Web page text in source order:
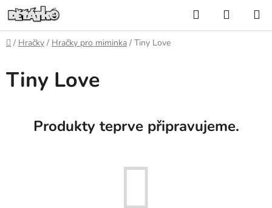
Přejít
na
obsah
Hledat
KOŠÍK
Domů
/ Hračky / Hračky pro miminka / Tiny Love
Tiny Love
Produkty teprve připravujeme.